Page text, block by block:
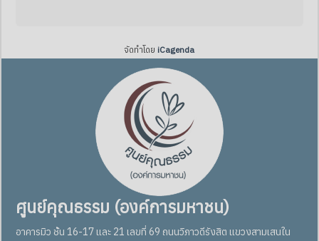
จัดทำโดย iCagenda
ศูนย์คุณธรรม (องค์การมหาชน)
อาคารมิว ชั้น 16-17 และ 21 เลขที่ 69 ถนนวิภาวดีรังสิต แขวงสามเสนใน